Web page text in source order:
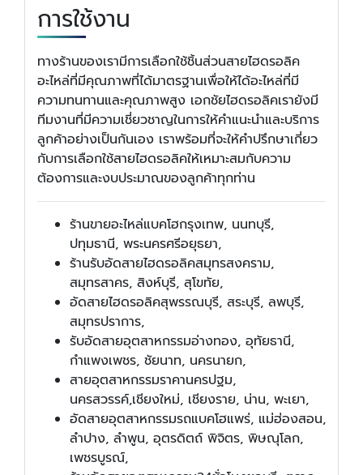
การใช้งาน
ทางร้านของเรามีการเลือกใช้ชิ้นส่วนสายไฮดรอลิค
อะไหล่ที่มีคุณภาพที่ได้มาตรฐานเพื่อให้ได้อะไหล่ที่มี
ความทนทานและคุณภาพสูง เอกชัยไฮดรอลิคเรายังมี
ทีมงานที่มีความเชี่ยวชาญในการให้คำแนะนำและบริการ
ลูกค้าอย่างเป็นกันเอง เราพร้อมที่จะให้คำปรึกษาเกี่ยว
กับการเลือกใช้สายไฮดรอลิคให้เหมาะสมกับความ
ต้องการและงบประมาณของลูกค้าทุกท่าน
ร้านขายอะไหล่แบคโฮกรุงเทพ, นนทบุรี,
ปทุมธานี, พระนครศรีอยุธยา,
ร้านรับอัดสายไฮดรอลิคสมุทรสงคราม,
สมุทรสาคร, สิงห์บุรี, สุโขทัย,
อัดสายไฮดรอลิคสุพรรณบุรี, สระบุรี, ลพบุรี,
สมุทรปราการ,
รับอัดสายอุตสาหกรรมอ่างทอง, อุทัยธานี,
กำแพงเพชร, ชัยนาท, นครนายก,
สายอุตสาหกรรมราคานครปฐม,
นครสวรรค์,เชียงใหม่, เชียงราย, น่าน, พะเยา,
อัดสายอุตสาหกรรมรถแบคโฮแพร่, แม่ฮ่องสอน,
ลำปาง, ลำพูน, อุตรดิตถ์ พิจิตร, พิษณุโลก,
เพชรบูรณ์,